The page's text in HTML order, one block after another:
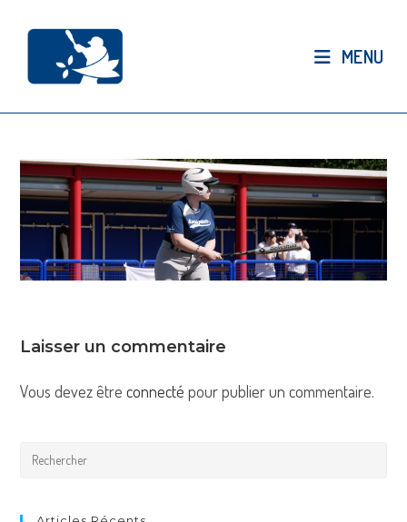
MENU
Laisser un commentaire
Vous devez êtreconnecté pour publier un commentaire.